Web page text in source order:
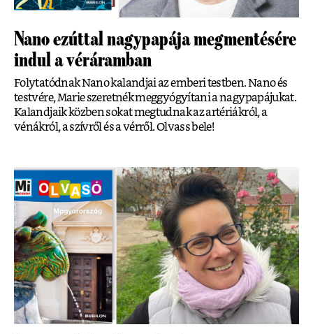
Nano ezúttal nagypapája megmentésére
indul a véráramban
Folytatódnak Nano kalandjai az emberi testben. Nano és
testvére, Marie szeretnék meggyógyítani a nagypapájukat.
Kalandjaik közben sokat megtudnak az artériákról, a
vénákról, a szívről és a vérről. Olvass bele!